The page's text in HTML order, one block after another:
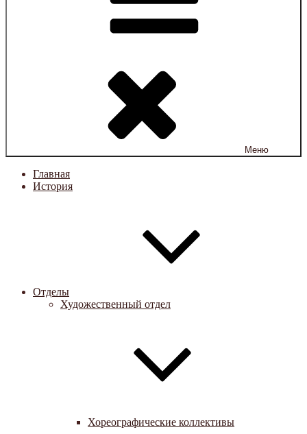
Меню
Главная
История
Отделы
Художественный отдел
Хореографические коллективы